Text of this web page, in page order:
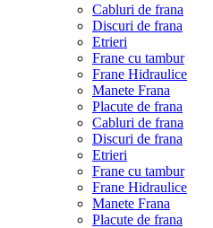
Cabluri de frana
Discuri de frana
Etrieri
Frane cu tambur
Frane Hidraulice
Manete Frana
Placute de frana
Cabluri de frana
Discuri de frana
Etrieri
Frane cu tambur
Frane Hidraulice
Manete Frana
Placute de frana